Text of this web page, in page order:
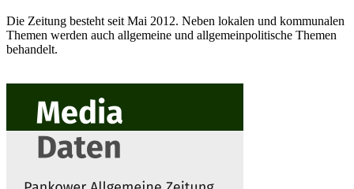
Die Zeitung besteht seit Mai 2012. Neben lokalen und kommunalen
Themen werden auch allgemeine und allgemeinpolitische Themen
behandelt.